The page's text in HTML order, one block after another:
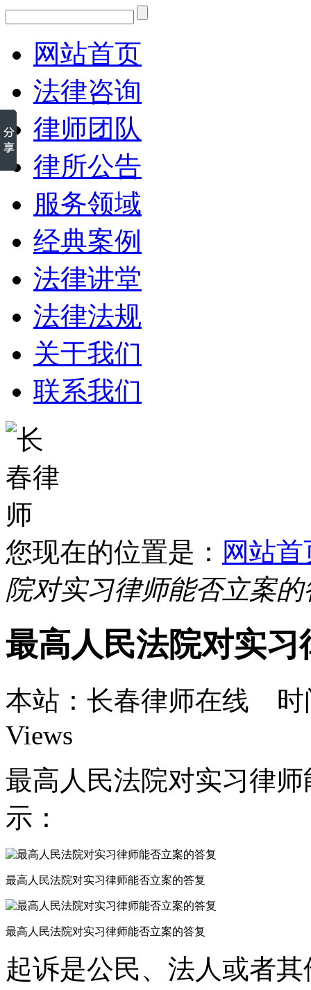
网站首页
法律咨询
律师团队
律所公告
服务领域
经典案例
法律讲堂
法律法规
关于我们
联系我们
您现在的位置是： 网站首
院对实习律师能否立案的
最高人民法院对实
本站：长春律师在线 时
Views
最高人民法院对实习律
示：
最高人民法院对实习律师能否立案的答复
最高人民法院对实习律师能否立案的答复
起诉是公民、法人或者